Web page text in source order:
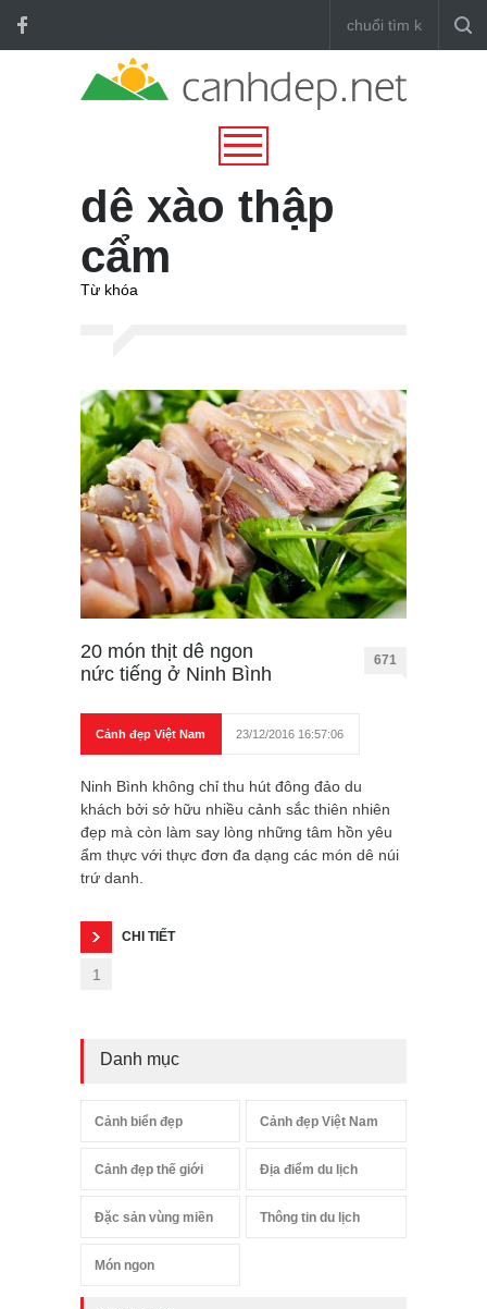
dê xào thập
cẩm
Từ khóa
20 món thịt dê ngon
nức tiếng ở Ninh Bình
671
Cảnh đẹp Việt Nam 23/12/2016 16:57:06
Ninh Bình không chỉ thu hút đông đảo du
khách bởi sở hữu nhiều cảnh sắc thiên nhiên
đẹp mà còn làm say lòng những tâm hồn yêu
ẩm thực với thực đơn đa dạng các món dê núi
trứ danh.
CHI TIẾT
1
Danh mục
Cảnh biển đẹp Cảnh đẹp Việt Nam
Cảnh đẹp thế giới Địa điểm du lịch
Đặc sản vùng miền Thông tin du lịch
Món ngon